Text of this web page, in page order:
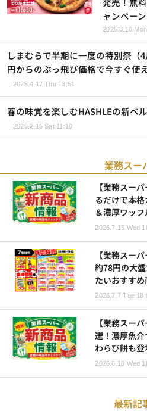
ャンペーン
2025.3.10
しまむらで半期に一度の特別祭（
円からのぶっ飛び価格で今すぐ使
2025.4.17 Thu 13:51
春の味覚を楽しむHASHLEの新ベ
2025.2.15 Sat 11:10
業務スー
【業務スー
るだけで本
＆濃厚ワッ
2026.7.15 Wed
【業務スー
約78円の大
たいおすす
2026.7.7 Tue
【業務スー
選！濃厚魚
わらび餅も登
2026.6.10 Wed
最新記